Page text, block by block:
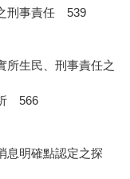
刑事責任 539
所生民、刑事責任之
566
明確點認定之探